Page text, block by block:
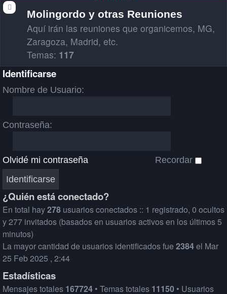
Molingordo y otras Reuniones
Aquí irán las reuniones que organicemos, MG,
Zaragoza, Madrid, etc.
Temas: 117
Identificarse
Nombre de Usuario:
Contraseña:
Olvidé mi contraseña Recordar
¿Quién está conectado?
En total hay278 usuarios conectados :: 1 registrado, 0 ocultos
y 277 invitados (basados en usuarios activos en los últimos 5
minutos)
La mayor cantidad de usuarios identificados fue 2384el Mar
25 Feb 2025 , 2:44
Estadísticas
Mensajes totales 167724 • Temas totales 11150 • Usuarios